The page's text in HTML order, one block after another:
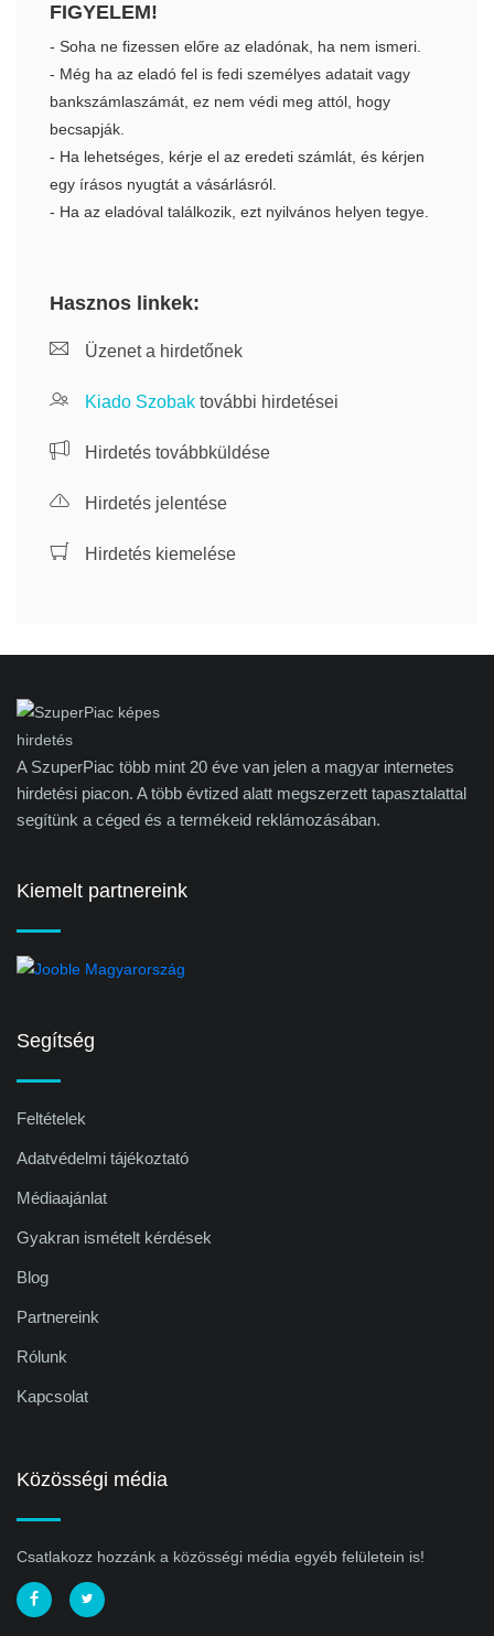
FIGYELEM!
- Soha ne fizessen előre az eladónak, ha nem ismeri.
- Még ha az eladó fel is fedi személyes adatait vagy
bankszámlaszámát, ez nem védi meg attól, hogy
becsapják.
- Ha lehetséges, kérje el az eredeti számlát, és kérjen
egy írásos nyugtát a vásárlásról.
- Ha az eladóval találkozik, ezt nyilvános helyen tegye.
Hasznos linkek:
Üzenet a hirdetőnek
Kiado Szobak további hirdetései
Hirdetés továbbküldése
Hirdetés jelentése
Hirdetés kiemelése
A SzuperPiac több mint 20 éve van jelen a magyar internetes
hirdetési piacon. A több évtized alatt megszerzett tapasztalattal
segítünk a céged és a termékeid reklámozásában.
Kiemelt partnereink
Segítség
Feltételek
Adatvédelmi tájékoztató
Médiaajánlat
Gyakran ismételt kérdések
Blog
Partnereink
Rólunk
Kapcsolat
Közösségi média
Csatlakozz hozzánk a közösségi média egyéb felületein is!